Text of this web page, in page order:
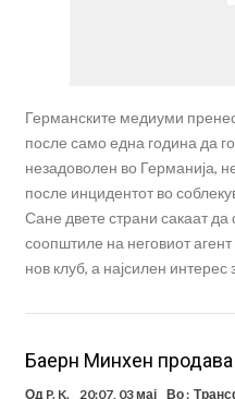
Германските медиуми
после само една година да
незадоволен во Германија,
после инцидентот во
Сане двете страни сакаат
соопштиле на неговиот
нов клуб, а најсилен интерес
Баерн Минхен
Од P. K. 20:07, 03 мај Во :